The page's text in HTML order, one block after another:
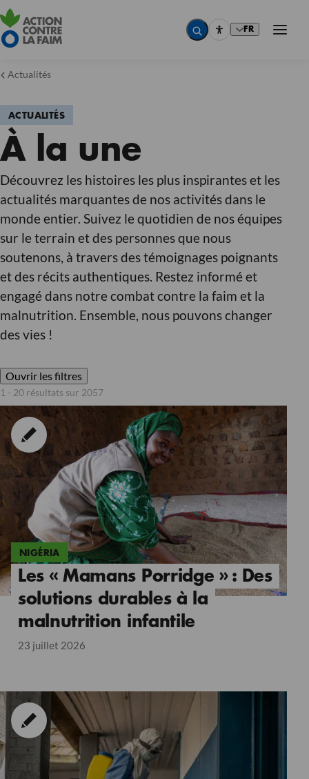
FR
Actualités
ACTUALITÉS
À la une
Découvrez les histoires les plus inspirantes et les
actualités marquantes de nos activités dans le
monde entier. Suivez le quotidien de nos équipes
sur le terrain et des personnes que nous
soutenons, à travers des témoignages poignants
et des récits authentiques. Restez informé et
engagé dans notre combat contre la faim et la
malnutrition. Ensemble, nous pouvons changer
des vies !
Ouvrir les filtres
Pays
Pays
Pays
Domaine d'expertise
Domaine d'expertise
Domaine d'expertise
Thématique
Thématique
Thématique
Réinitialiser
1 - 20 résultats sur 2057
NIGÉRIA
Les « Mamans Porridge » : Des
solutions durables à la
malnutrition infantile
23 juillet 2026